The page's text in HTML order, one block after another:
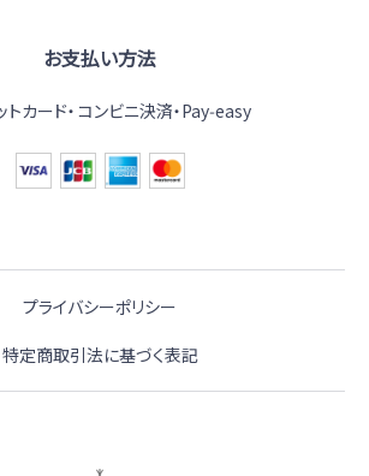
お支払い方法
トカード コンビニ決済・Pay‑easy
プライバシーポリシー
特定商取引法に基づく表記